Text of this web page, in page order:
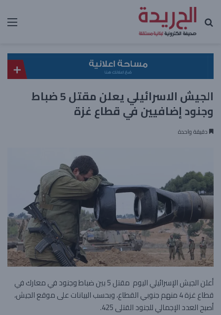
بحث عن
الجيش الاسرائيلي يعلن مقتل 5 ضباط
وجنود إضافيين في قطاع غزة
دقيقة واحدة
أعلن الجيش الإسرائيلي اليوم مقتل 5 بين ضباط وجنود في معارك في
قطاع غزة 4 منهم جنوبي القطاع، وبحسب البيانات على موقع الجيش،
أصبح العدد الإجمالي للجنود القتلى 425.